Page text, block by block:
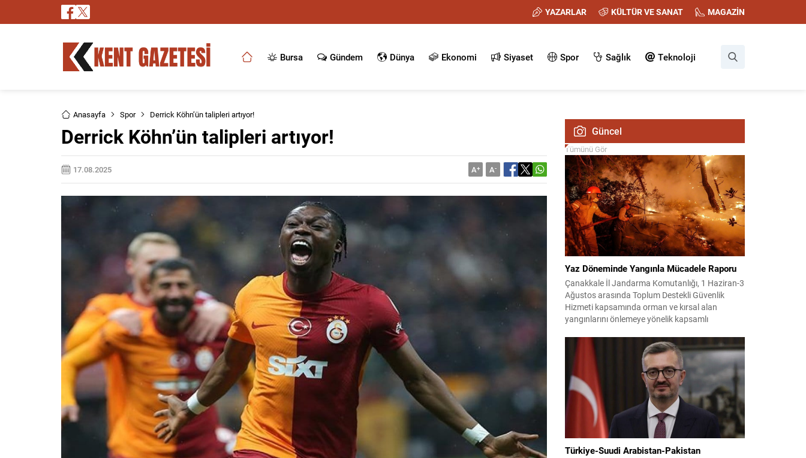
YAZARLAR KÜLTÜR VE SANAT MAGAZİN
Bursa Gündem Dünya Ekonomi Siyaset Spor Sağlık Teknoloji
Anasayfa Spor Derrick Köhn’ün talipleri artıyor!
Derrick Köhn’ün talipleri artıyor!
17.08.2025 A+ A-
Güncel
Tümünü Gör
Yaz Döneminde Yangınla Mücadele Raporu
Çanakkale İl Jandarma Komutanlığı, 1 Haziran-3
Ağustos arasında Toplum Destekli Güvenlik
Hizmeti kapsamında orman ve kırsal alan
yangınlarını önlemeye yönelik kapsamlı
görev yapan 178 tim ve 742 personel, sahada
aktif olarak halkı bilinçlendirdi ve denetim
faaliyetleri gerçekleştirdi. Faaliyetler esnasında
bin 315 biçerdöver ve balya...
Türkiye-Suudi Arabistan-Pakistan